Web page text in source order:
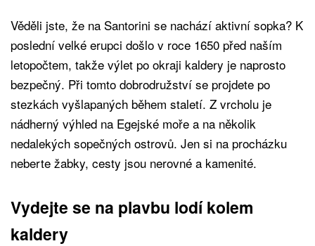
Věděli jste, že na Santorini se nachází aktivní sopka? K
poslední velké erupci došlo v roce 1650 před naším
letopočtem, takže výlet po okraji kaldery je naprosto
bezpečný. Při tomto dobrodružství se projdete po
stezkách vyšlapaných během staletí. Z vrcholu je
nádherný výhled na Egejské moře a na několik
nedalekých sopečných ostrovů. Jen si na procházku
neberte žabky, cesty jsou nerovné a kamenité.
Vydejte se na plavbu lodí kolem
kaldery